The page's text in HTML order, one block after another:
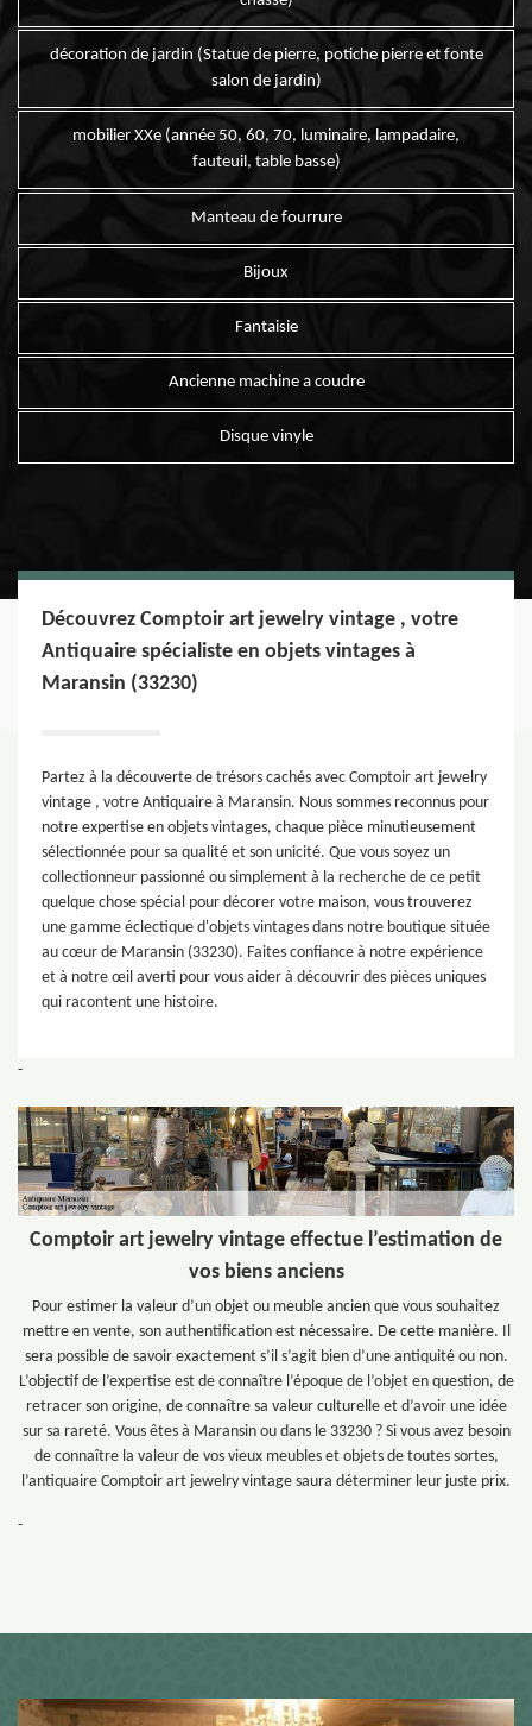
décoration de jardin (Statue de pierre, potiche pierre et fonte
salon de jardin)
mobilier XXe (année 50, 60, 70, luminaire, lampadaire,
fauteuil, table basse)
Manteau de fourrure
Bijoux
Fantaisie
Ancienne machine a coudre
Disque vinyle
Découvrez Comptoir art jewelry vintage , votre
Antiquaire spécialiste en objets vintages à
Maransin (33230)
Partez à la découverte de trésors cachés avec Comptoir art jewelry
vintage , votre Antiquaire à Maransin. Nous sommes reconnus pour
notre expertise en objets vintages, chaque pièce minutieusement
sélectionnée pour sa qualité et son unicité. Que vous soyez un
collectionneur passionné ou simplement à la recherche de ce petit
quelque chose spécial pour décorer votre maison, vous trouverez
une gamme éclectique d'objets vintages dans notre boutique située
au cœur de Maransin (33230). Faites confiance à notre expérience
et à notre œil averti pour vous aider à découvrir des pièces uniques
qui racontent une histoire.
-
Comptoir art jewelry vintage effectue l’estimation de
vos biens anciens
Pour estimer la valeur d’un objet ou meuble ancien que vous souhaitez
mettre en vente, son authentification est nécessaire. De cette manière. Il
sera possible de savoir exactement s’il s’agit bien d’une antiquité ou non.
L’objectif de l’expertise est de connaître l’époque de l’objet en question, de
retracer son origine, de connaître sa valeur culturelle et d’avoir une idée
sur sa rareté. Vous êtes à Maransin ou dans le 33230 ? Si vous avez besoin
de connaître la valeur de vos vieux meubles et objets de toutes sortes,
l’antiquaire Comptoir art jewelry vintage saura déterminer leur juste prix.
-